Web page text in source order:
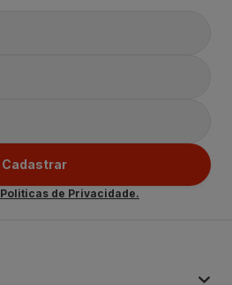
Cadastrar
Politicas de Privacidade.